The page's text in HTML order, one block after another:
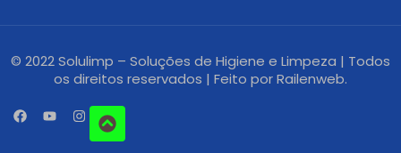
© 2022 Solulimp – Soluções de Higiene e Limpeza | Todos
os direitos reservados | Feito porRailenweb.